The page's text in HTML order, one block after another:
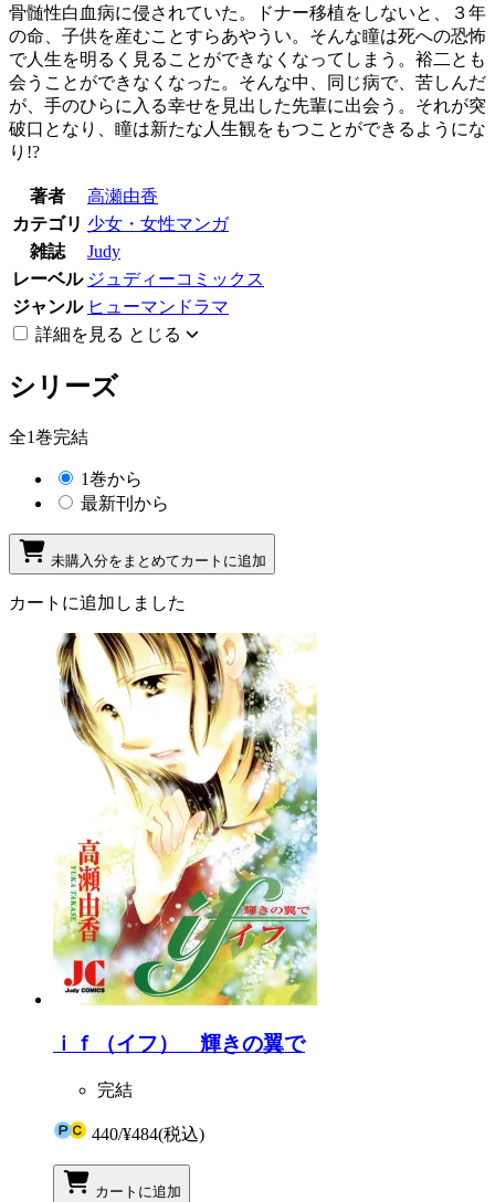
骨髄性白血病に侵されていた。ドナー移植をしないと、３年
の命、子供を産むことすらあやうい。そんな瞳は死への恐怖
で人生を明るく見ることができなくなってしまう。裕二とも
会うことができなくなった。そんな中、同じ病で、苦しんだ
が、手のひらに入る幸せを見出した先輩に出会う。それが突
破口となり、瞳は新たな人生観をもつことができるようにな
り!?
著者
高瀬由香
カテゴリ 少女・女性マンガ
雑誌
Judy
レーベル ジュディーコミックス
ジャンル ヒューマンドラマ
詳細を見る とじる
シリーズ
全1巻完結
1巻から
最新刊から
未購入分をまとめてカートに追加
カートに追加しました
ｉｆ（イフ） 輝きの翼で
完結
440/¥484(税込)
カートに追加